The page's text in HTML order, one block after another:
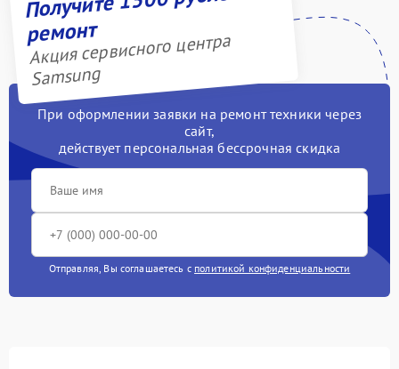
ремонт
Акция сервисного центра
Samsung
При оформлении заявки на ремонт техники через
сайт,
действует персональная бессрочная скидка
Отправляя, Вы соглашаетесь с политикой конфиденциальности